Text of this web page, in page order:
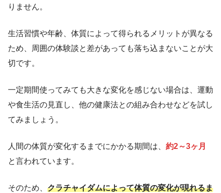
りません。
生活習慣や年齢、体質によって得られるメリットが異なる
ため、周囲の体験談と差があっても落ち込まないことが大
切です。
一定期間使ってみても大きな変化を感じない場合は、運動
や食生活の見直し、他の健康法との組み合わせなどを試し
てみましょう。
人間の体質が変化するまでにかかる期間は、 約2～3ヶ月
と言われています。
そのため、 クラチャイダムによって体質の変化が現れるま